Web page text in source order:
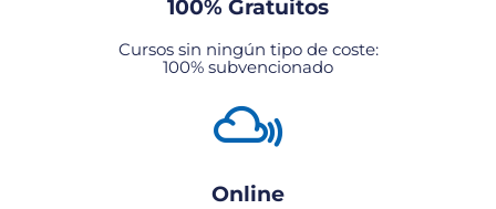
100% Gratuitos
Cursos sin ningún tipo de coste:
100% subvencionado
Online